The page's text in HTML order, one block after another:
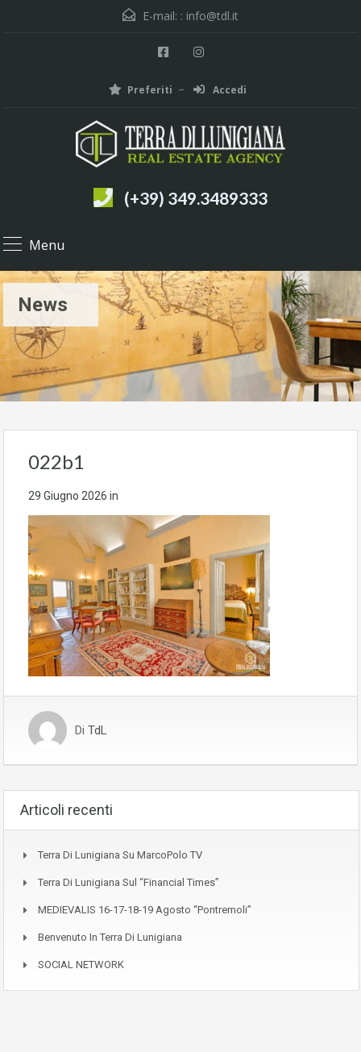
E-mail: : info@tdl.it
Preferiti Accedi
(+39) 349.3489333
Menu
News
022b1
29 Giugno 2026 in
Di TdL
Articoli recenti
Terra Di Lunigiana Su MarcoPolo TV
Terra Di Lunigiana Sul “Financial Times”
MEDIEVALIS 16-17-18-19 Agosto “Pontremoli”
Benvenuto In Terra Di Lunigiana
SOCIAL NETWORK